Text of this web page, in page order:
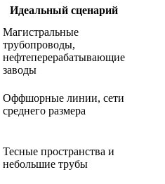
Идеальный сценарий
Магистральные
трубопроводы,
нефтеперерабатывающие
заводы
Оффшорные линии, сети
среднего размера
Тесные пространства и
небольшие трубы